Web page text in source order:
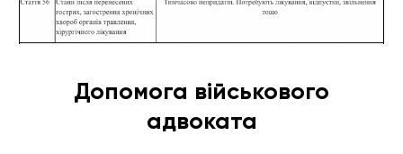
Допомога військового
адвоката